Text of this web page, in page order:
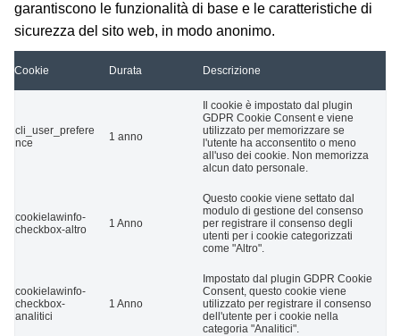
garantiscono le funzionalità di base e le caratteristiche di
sicurezza del sito web, in modo anonimo.
Cookie Durata Descrizione
cli_user_prefere
nce
1 anno
Il cookie è impostato dal plugin
GDPR Cookie Consent e viene
utilizzato per memorizzare se
l'utente ha acconsentito o meno
all'uso dei cookie. Non memorizza
alcun dato personale.
cookielawinfo-
checkbox-altro
1 Anno
Questo cookie viene settato dal
modulo di gestione del consenso
per registrare il consenso degli
utenti per i cookie categorizzati
come "Altro".
cookielawinfo-
checkbox-
analitici
1 Anno
Impostato dal plugin GDPR Cookie
Consent, questo cookie viene
utilizzato per registrare il consenso
dell'utente per i cookie nella
categoria "Analitici".